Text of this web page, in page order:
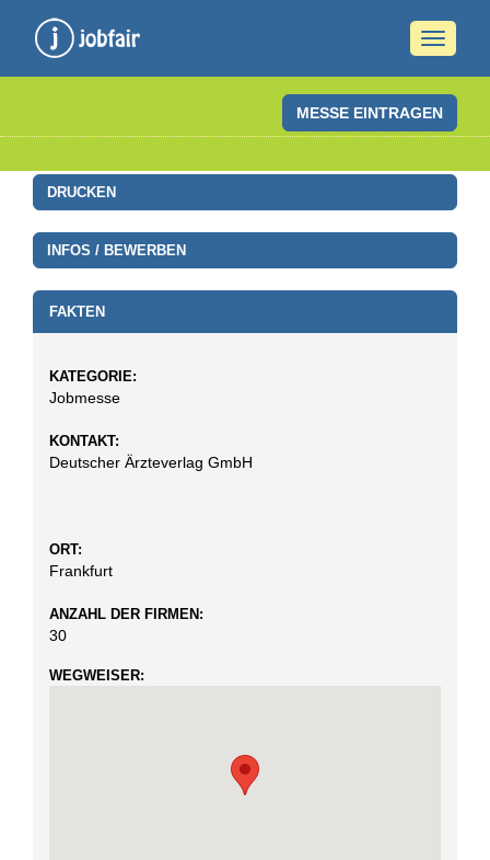
MESSE EINTRAGEN
DRUCKEN
INFOS / BEWERBEN
FAKTEN
KATEGORIE:
Jobmesse
KONTAKT:
Deutscher Ärzteverlag GmbH
ORT:
Frankfurt
ANZAHL DER FIRMEN:
30
WEGWEISER: